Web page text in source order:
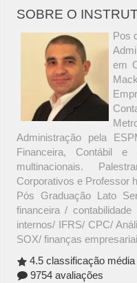
SOBRE O
Pos
em
Administração pela
Financeira, Contábil e
multinacionais.
Corporativos e Professor
Pós Graduação Lato
financeira / contabilidade
internos/ IFRS/ CPC/
SOX/ finanças
4.5 classificação média
9754 avaliações